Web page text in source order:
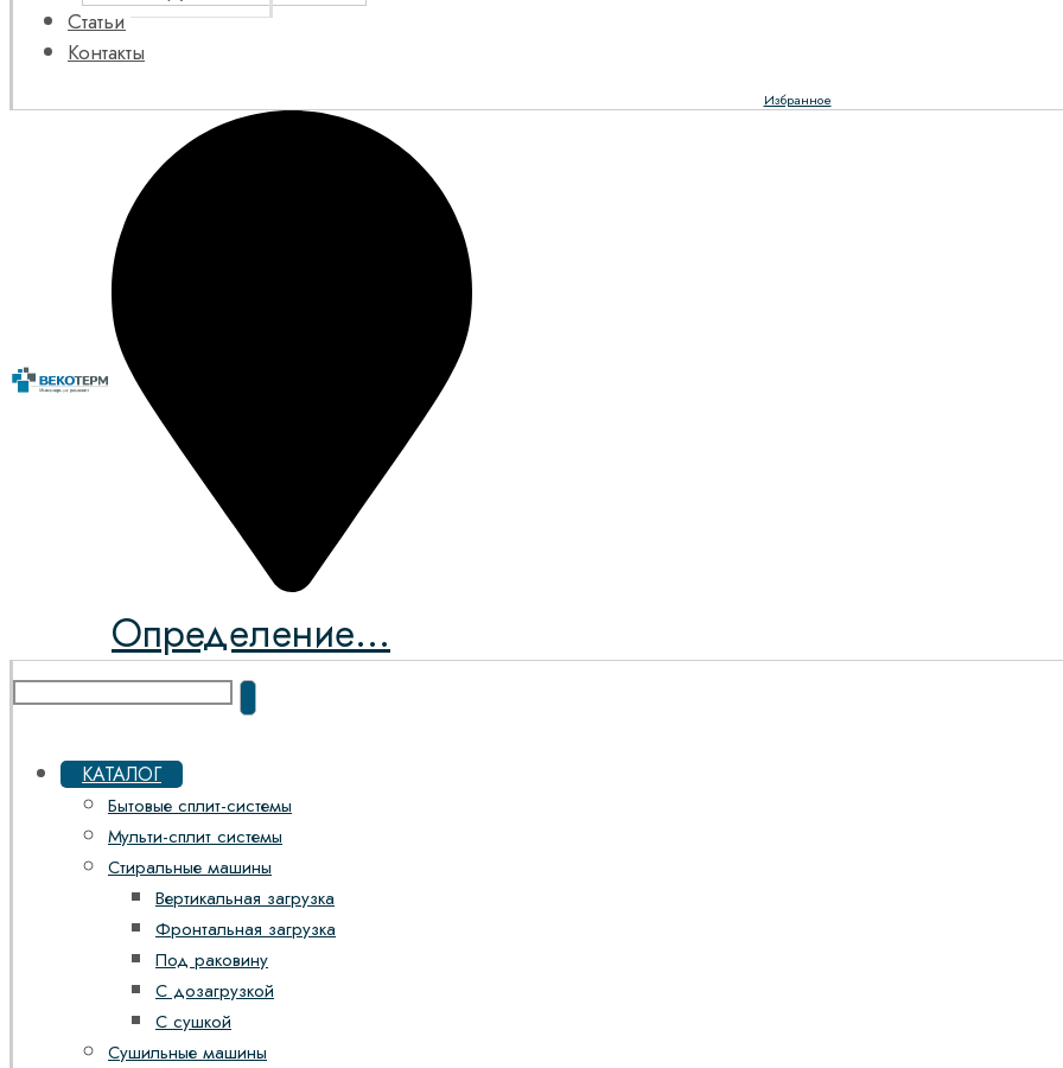
Статьи
Контакты
Избранное
Определение...
КАТАЛОГ
Бытовые сплит-системы
Мульти-сплит системы
Стиральные машины
Вертикальная загрузка
Фронтальная загрузка
Под раковину
С дозагрузкой
С сушкой
Сушильные машины